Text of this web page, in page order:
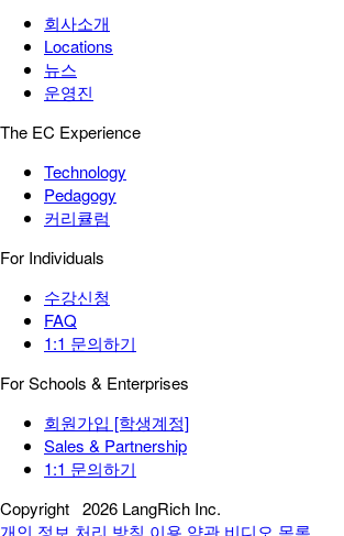
회사소개
Locations
뉴스
운영진
The EC Experience
Technology
Pedagogy
커리큘럼
For Individuals
수강신청
FAQ
1:1 문의하기
For Schools & Enterprises
회원가입 [학생계정]
Sales & Partnership
1:1 문의하기
Copyright 2026 LangRich Inc.